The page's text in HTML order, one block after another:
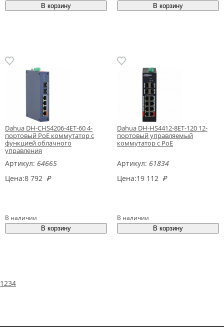
Dahua DH-CHS4206-4ET-60 4-
портовый PoE коммутатор с
функцией облачного
управления
Артикул: 64665
Цена:8 792 ₽
В наличии
Dahua DH-HS4412-8ET-120 12-
портовый управляемый
коммутатор с PoE
Артикул: 61834
Цена:19 112 ₽
В наличии
1234